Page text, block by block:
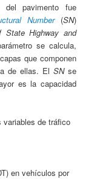
del pavimento fue
Number(SN)
State Highway and
se calcula,
que componen
de ellas. El SNse
es la capacidad
variables de tráfico
en vehículos por